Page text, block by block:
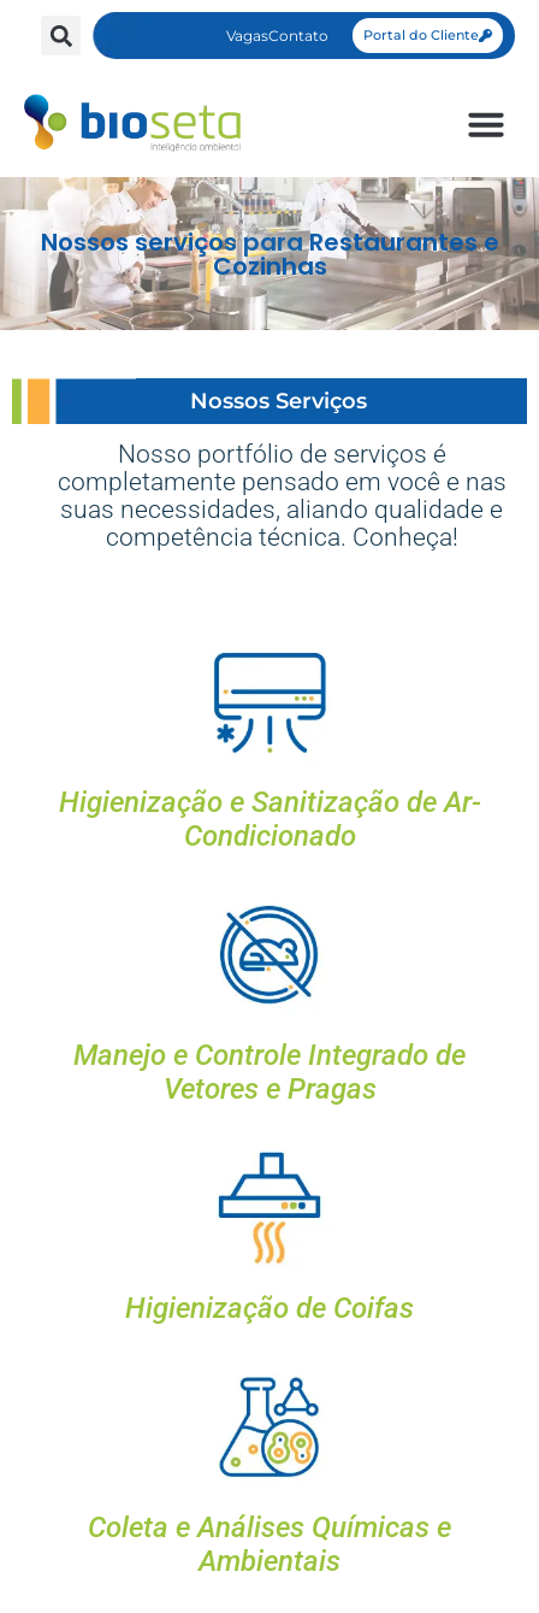
VagasContato Portal do Cliente
Nossos serviços para Restaurantes e
Cozinhas
Nossos Serviços ​
Nosso portfólio de serviços é
completamente pensado em você e nas
suas necessidades, aliando qualidade e
competência técnica. Conheça!
Higienização e Sanitização de Ar-
Condicionado
Manejo e Controle Integrado de
Vetores e Pragas
Higienização de Coifas
Coleta e Análises Químicas e
Ambientais